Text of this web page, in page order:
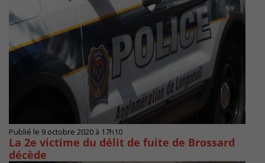
Publié le 9 octobre 2020 à 17h10
La 2e victime du délit de fuite de Brossard
décède